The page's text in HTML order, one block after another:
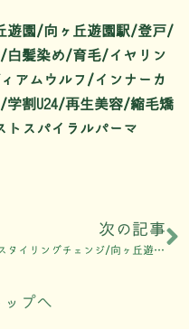
遊園/向ヶ丘遊園駅/登戸/
白髪染め/育毛/イヤリン
アムウルフ/インナーカ
割U24/再生美容/縮毛矯
スパイラルパーマ
次の記事
スタイリングチェンジ/向ヶ丘遊園美容室808air
ップへ